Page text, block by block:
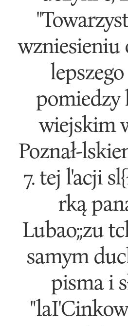
wzniesieniu
wiejskim
Poznał-
7. tej l'acji
rką
Lubao;;zu
samym
pisma i